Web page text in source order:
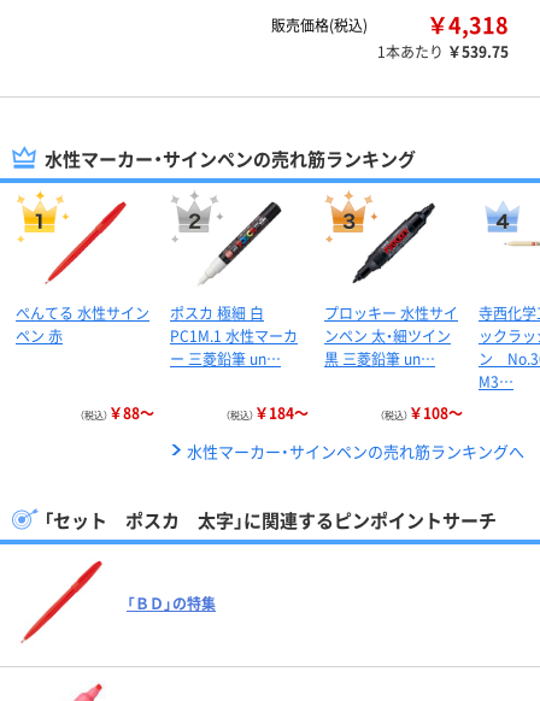
販売価格(税込) ￥4,318
1本あたり ￥539.75
水性マーカー・サインペンの売れ筋ランキング
ぺんてる 水性サイン
ペン 赤
（税込） ￥88～
ポスカ 極細 白
PC1M.1 水性マーカ
ー 三菱鉛筆 un…
（税込） ￥184～
プロッキー 水性サイ
ンペン 太・細ツイン
黒 三菱鉛筆 un…
（税込） ￥108～
寺西化
ックラ
ン
M3…
水性マーカー・サインペンの売れ筋ランキングへ
「セット ポスカ 太字」に関連するピンポイントサーチ
「ＢＤ」の特集